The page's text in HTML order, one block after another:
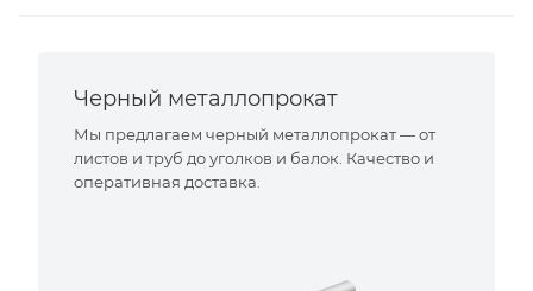
Черный металлопрокат
Мы предлагаем черный металлопрокат — от
листов и труб до уголков и балок. Качество и
оперативная доставка.